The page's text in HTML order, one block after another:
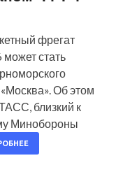
фрегат
стать
Об этом
близкий к
Минобороны